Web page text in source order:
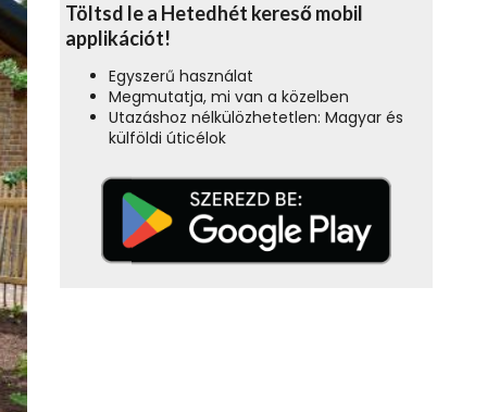
Töltsd le a Hetedhét kereső mobil
applikációt!
Egyszerű használat
Megmutatja, mi van a közelben
Utazáshoz nélkülözhetetlen: Magyar és
külföldi úticélok